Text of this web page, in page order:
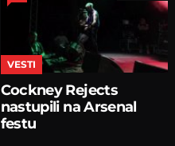
VESTI
Cockney Rejects
nastupili na Arsenal
festu